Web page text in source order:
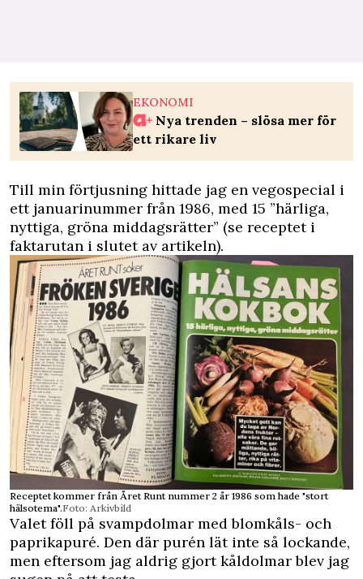
EKONOMI
Nya trenden – slösa mer för
ett rikare liv
Till min förtjusning hittade jag en vegospecial i
ett januarinummer från 1986, med 15 ”härliga,
nyttiga, gröna middagsrätter” (se receptet i
faktarutan i slutet av artikeln).
Receptet kommer från Året Runt nummer 2 år 1986 som hade "stort
hälsotema".Foto: Arkivbild
Valet föll på svampdolmar med blomkåls- och
paprikapuré. Den där purén lät inte så lockande,
men eftersom jag aldrig gjort kåldolmar blev jag